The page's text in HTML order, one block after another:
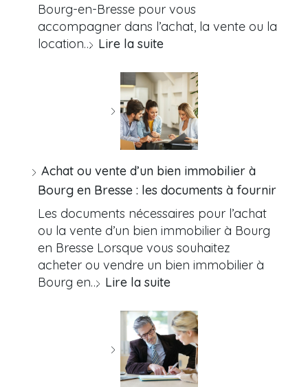
Bourg-en-Bresse pour vous
accompagner dans l’achat, la vente ou la
location… Lire la suite
Achat ou vente d’un bien immobilier à
Bourg en Bresse : les documents à fournir
Les documents nécessaires pour l’achat
ou la vente d’un bien immobilier à Bourg
en Bresse Lorsque vous souhaitez
acheter ou vendre un bien immobilier à
Bourg en… Lire la suite